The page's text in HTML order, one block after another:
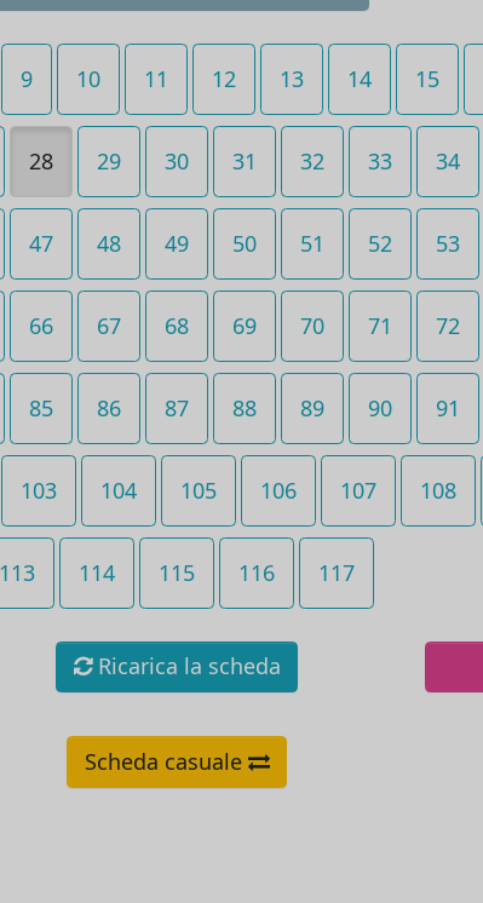
9 10 11 12 13 14 15
28 29 30 31 32 33 34
47 48 49 50 51 52 53
66 67 68 69 70 71 72
85 86 87 88 89 90 91
103 104 105 106 107 108
113 114 115 116 117
Ricarica la scheda
Scheda casuale